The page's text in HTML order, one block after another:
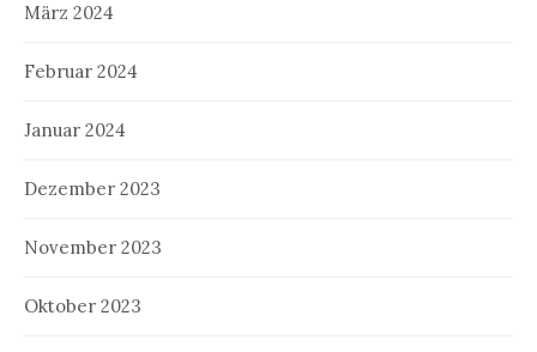
März 2024
Februar 2024
Januar 2024
Dezember 2023
November 2023
Oktober 2023